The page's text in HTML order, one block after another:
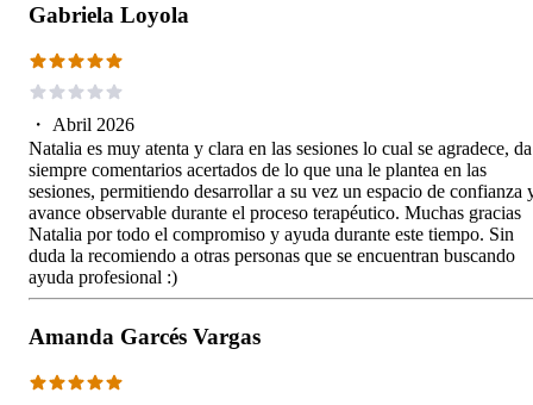
Gabriela Loyola
・ Abril 2026
Natalia es muy atenta y clara en las sesiones lo cual se agradece, da
siempre comentarios acertados de lo que una le plantea en las
sesiones, permitiendo desarrollar a su vez un espacio de confianza
avance observable durante el proceso terapéutico. Muchas gracias
Natalia por todo el compromiso y ayuda durante este tiempo. Sin
duda la recomiendo a otras personas que se encuentran buscando
ayuda profesional :)
Amanda Garcés Vargas